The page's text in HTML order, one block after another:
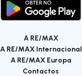
A RE/MAX
A RE/MAX Internacional
A RE/MAX Europa
Contactos